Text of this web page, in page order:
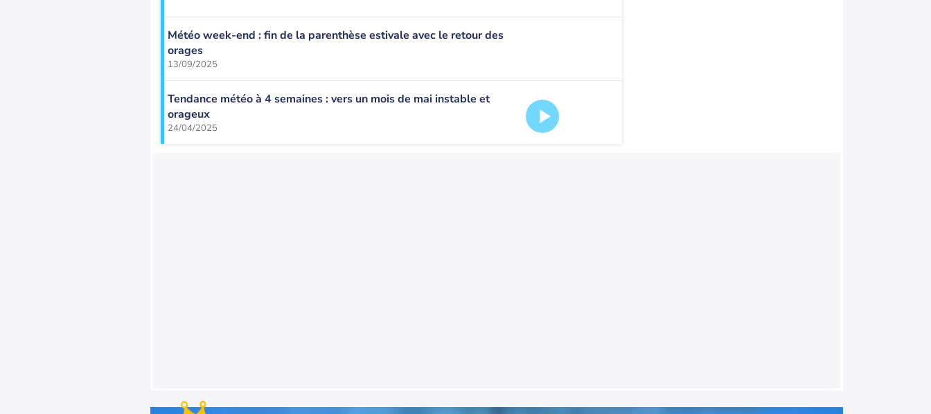
Météo week-end : fin de la parenthèse estivale avec le retour des
orages
13/09/2025
Tendance météo à 4 semaines : vers un mois de mai instable et
orageux
24/04/2025